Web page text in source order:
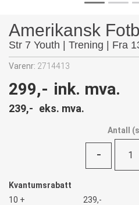
Amerikansk
Str 7 Youth | Trening | Fra
Varenr: 2714413
299,- ink. mva.
239,- eks. mva.
Antall (
-
Kvantumsrabatt
10 +
239,-